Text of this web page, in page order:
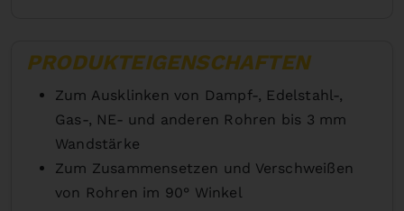
PRODUKTEIGENSCHAFTEN
Zum Ausklinken von Dampf-, Edelstahl-,
Gas-, NE- und anderen Rohren bis 3 mm
Wandstärke
Zum Zusammensetzen und Verschweißen
von Rohren im 90° Winkel